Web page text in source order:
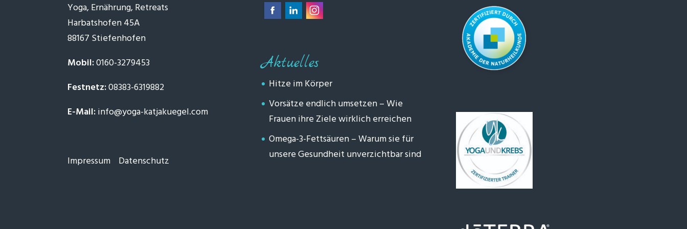
Yoga, Ernährung, Retreats
Harbatshofen 45A
88167 Stiefenhofen
Mobil:0160-3279453
Festnetz:08383-6319882
E-Mail: info@yoga-katjakuegel.com
Impressum Datenschutz
Aktuelles
Hitze im Körper
Vorsätze endlich umsetzen – Wie
Frauen ihre Ziele wirklich erreichen
Omega-3-Fettsäuren – Warum sie für
unsere Gesundheit unverzichtbar sind